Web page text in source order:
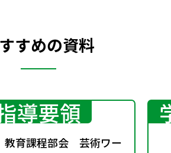
すめの資料
導要領
教育課程部会 芸術ワー